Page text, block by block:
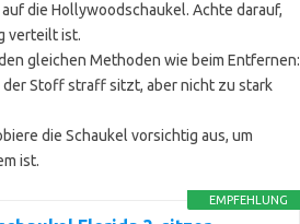
die Hollywoodschaukel. Achte darauf,
verteilt ist.
gleichen Methoden wie beim Entfernen:
Stoff straff sitzt, aber nicht zu stark
die Schaukel vorsichtig aus, um
ist.
EMPFEHLUNG